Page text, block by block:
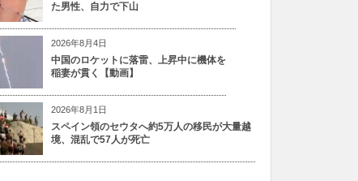
た男性、自力で下山
2026年8月4日
中国のロケットに落雷、上昇中に機体を
稲妻が貫く【動画】
2026年8月1日
スペイン領のセウタへ約5万人の移民が大量越
境、混乱で57人が死亡